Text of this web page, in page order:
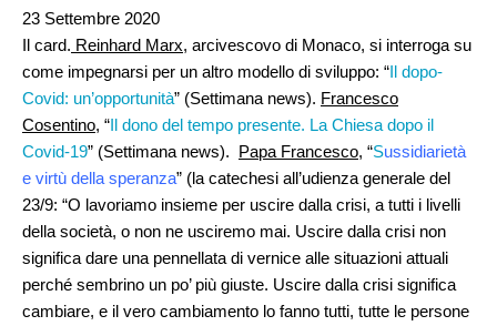
23 Settembre 2020
Il card. Reinhard Marx, arcivescovo di Monaco, si interroga su
come impegnarsi per un altro modello di sviluppo: “Il dopo-
Covid: un’opportunità” (Settimana news). Francesco
Cosentino, “Il dono del tempo presente. La Chiesa dopo il
Covid-19” (Settimana news). Papa Francesco, “Sussidiarietà
e virtù della speranza” (la catechesi all’udienza generale del
23/9: “O lavoriamo insieme per uscire dalla crisi, a tutti i livelli
della società, o non ne usciremo mai. Uscire dalla crisi non
significa dare una pennellata di vernice alle situazioni attuali
perché sembrino un po’ più giuste. Uscire dalla crisi significa
cambiare, e il vero cambiamento lo fanno tutti, tutte le persone